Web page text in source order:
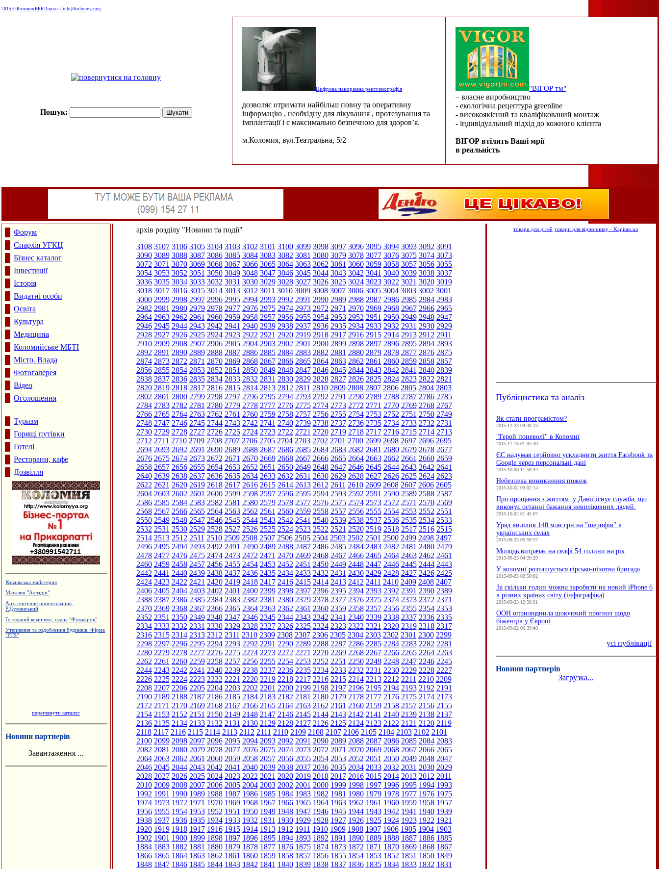
2015 © Коломия ВЕБ Портал / info@kolomyya.org
Пошук:
Цифрова панорамна рентгенографія
дозволяє отримати найбільш повну та оперативну
інформацію , необхідну для лікування , протезування та
імплантації і є максимально безпечною для здоров’я.
м.Коломия, вул.Театральна, 5/2
"ВІГОР тм"
– власне виробництво
- екологічна рецептура greenline
- високоякісний та кваліфікований монтаж
- індивідуальний підхід до кожного клієнта
ВІГОР втілить Ваші мрії
в реальність
Форум
Єпархія УГКЦ
Бізнес каталог
Інвестиції
Історія
Видатні особи
Освіта
Культура
Медицина
Коломийське МБТІ
Місто. Влада
Фотогалерея
Відео
Оголошення
Туризм
Горящі путівки
Готелі
Ресторани, кафе
Дозвілля
Ковальська майстерня
Магазин "Алладін"
Архітектурне проектування.
Р.Думанський
Готельний комплекс, сауна "Фільварок"
Утеплення та оздоблення будинків. Фірма
"FTS"
переглянути каталог
Новини партнерів
Завантаження ...
архів розділу "Новини та події"
3108 3107 3106 3105 3104 3103 3102 3101 3100 3099 3098 3097 3096 3095 3094 3093 3092 3091
3090 3089 3088 3087 3086 3085 3084 3083 3082 3081 3080 3079 3078 3077 3076 3075 3074 3073
3072 3071 3070 3069 3068 3067 3066 3065 3064 3063 3062 3061 3060 3059 3058 3057 3056 3055
3054 3053 3052 3051 3050 3049 3048 3047 3046 3045 3044 3043 3042 3041 3040 3039 3038 3037
3036 3035 3034 3033 3032 3031 3030 3029 3028 3027 3026 3025 3024 3023 3022 3021 3020 3019
3018 3017 3016 3015 3014 3013 3012 3011 3010 3009 3008 3007 3006 3005 3004 3003 3002 3001
3000 2999 2998 2997 2996 2995 2994 2993 2992 2991 2990 2989 2988 2987 2986 2985 2984 2983
2982 2981 2980 2979 2978 2977 2976 2975 2974 2973 2972 2971 2970 2969 2968 2967 2966 2965
2964 2963 2962 2961 2960 2959 2958 2957 2956 2955 2954 2953 2952 2951 2950 2949 2948 2947
2946 2945 2944 2943 2942 2941 2940 2939 2938 2937 2936 2935 2934 2933 2932 2931 2930 2929
2928 2927 2926 2925 2924 2923 2922 2921 2920 2919 2918 2917 2916 2915 2914 2913 2912 2911
2910 2909 2908 2907 2906 2905 2904 2903 2902 2901 2900 2899 2898 2897 2896 2895 2894 2893
2892 2891 2890 2889 2888 2887 2886 2885 2884 2883 2882 2881 2880 2879 2878 2877 2876 2875
2874 2873 2872 2871 2870 2869 2868 2867 2866 2865 2864 2863 2862 2861 2860 2859 2858 2857
2856 2855 2854 2853 2852 2851 2850 2849 2848 2847 2846 2845 2844 2843 2842 2841 2840 2839
2838 2837 2836 2835 2834 2833 2832 2831 2830 2829 2828 2827 2826 2825 2824 2823 2822 2821
2820 2819 2818 2817 2816 2815 2814 2813 2812 2811 2810 2809 2808 2807 2806 2805 2804 2803
2802 2801 2800 2799 2798 2797 2796 2795 2794 2793 2792 2791 2790 2789 2788 2787 2786 2785
2784 2783 2782 2781 2780 2779 2778 2777 2776 2775 2774 2773 2772 2771 2770 2769 2768 2767
2766 2765 2764 2763 2762 2761 2760 2759 2758 2757 2756 2755 2754 2753 2752 2751 2750 2749
2748 2747 2746 2745 2744 2743 2742 2741 2740 2739 2738 2737 2736 2735 2734 2733 2732 2731
2730 2729 2728 2727 2726 2725 2724 2723 2722 2721 2720 2719 2718 2717 2716 2715 2714 2713
2712 2711 2710 2709 2708 2707 2706 2705 2704 2703 2702 2701 2700 2699 2698 2697 2696 2695
2694 2693 2692 2691 2690 2689 2688 2687 2686 2685 2684 2683 2682 2681 2680 2679 2678 2677
2676 2675 2674 2673 2672 2671 2670 2669 2668 2667 2666 2665 2664 2663 2662 2661 2660 2659
2658 2657 2656 2655 2654 2653 2652 2651 2650 2649 2648 2647 2646 2645 2644 2643 2642 2641
2640 2639 2638 2637 2636 2635 2634 2633 2632 2631 2630 2629 2628 2627 2626 2625 2624 2623
2622 2621 2620 2619 2618 2617 2616 2615 2614 2613 2612 2611 2610 2609 2608 2607 2606 2605
2604 2603 2602 2601 2600 2599 2598 2597 2596 2595 2594 2593 2592 2591 2590 2589 2588 2587
2586 2585 2584 2583 2582 2581 2580 2579 2578 2577 2576 2575 2574 2573 2572 2571 2570 2569
2568 2567 2566 2565 2564 2563 2562 2561 2560 2559 2558 2557 2556 2555 2554 2553 2552 2551
2550 2549 2548 2547 2546 2545 2544 2543 2542 2541 2540 2539 2538 2537 2536 2535 2534 2533
2532 2531 2530 2529 2528 2527 2526 2525 2524 2523 2522 2521 2520 2519 2518 2517 2516 2515
2514 2513 2512 2511 2510 2509 2508 2507 2506 2505 2504 2503 2502 2501 2500 2499 2498 2497
2496 2495 2494 2493 2492 2491 2490 2489 2488 2487 2486 2485 2484 2483 2482 2481 2480 2479
2478 2477 2476 2475 2474 2473 2472 2471 2470 2469 2468 2467 2466 2465 2464 2463 2462 2461
2460 2459 2458 2457 2456 2455 2454 2453 2452 2451 2450 2449 2448 2447 2446 2445 2444 2443
2442 2441 2440 2439 2438 2437 2436 2435 2434 2433 2432 2431 2430 2429 2428 2427 2426 2425
2424 2423 2422 2421 2420 2419 2418 2417 2416 2415 2414 2413 2412 2411 2410 2409 2408 2407
2406 2405 2404 2403 2402 2401 2400 2399 2398 2397 2396 2395 2394 2393 2392 2391 2390 2389
2388 2387 2386 2385 2384 2383 2382 2381 2380 2379 2378 2377 2376 2375 2374 2373 2372 2371
2370 2369 2368 2367 2366 2365 2364 2363 2362 2361 2360 2359 2358 2357 2356 2355 2354 2353
2352 2351 2350 2349 2348 2347 2346 2345 2344 2343 2342 2341 2340 2339 2338 2337 2336 2335
2334 2333 2332 2331 2330 2329 2328 2327 2326 2325 2324 2323 2322 2321 2320 2319 2318 2317
2316 2315 2314 2313 2312 2311 2310 2309 2308 2307 2306 2305 2304 2303 2302 2301 2300 2299
2298 2297 2296 2295 2294 2293 2292 2291 2290 2289 2288 2287 2286 2285 2284 2283 2282 2281
2280 2279 2278 2277 2276 2275 2274 2273 2272 2271 2270 2269 2268 2267 2266 2265 2264 2263
2262 2261 2260 2259 2258 2257 2256 2255 2254 2253 2252 2251 2250 2249 2248 2247 2246 2245
2244 2243 2242 2241 2240 2239 2238 2237 2236 2235 2234 2233 2232 2231 2230 2229 2228 2227
2226 2225 2224 2223 2222 2221 2220 2219 2218 2217 2216 2215 2214 2213 2212 2211 2210 2209
2208 2207 2206 2205 2204 2203 2202 2201 2200 2199 2198 2197 2196 2195 2194 2193 2192 2191
2190 2189 2188 2187 2186 2185 2184 2183 2182 2181 2180 2179 2178 2177 2176 2175 2174 2173
2172 2171 2170 2169 2168 2167 2166 2165 2164 2163 2162 2161 2160 2159 2158 2157 2156 2155
2154 2153 2152 2151 2150 2149 2148 2147 2146 2145 2144 2143 2142 2141 2140 2139 2138 2137
2136 2135 2134 2133 2132 2131 2130 2129 2128 2127 2126 2125 2124 2123 2122 2121 2120 2119
2118 2117 2116 2115 2114 2113 2112 2111 2110 2109 2108 2107 2106 2105 2104 2103 2102 2101
2100 2099 2098 2097 2096 2095 2094 2093 2092 2091 2090 2089 2088 2087 2086 2085 2084 2083
2082 2081 2080 2079 2078 2077 2076 2075 2074 2073 2072 2071 2070 2069 2068 2067 2066 2065
2064 2063 2062 2061 2060 2059 2058 2057 2056 2055 2054 2053 2052 2051 2050 2049 2048 2047
2046 2045 2044 2043 2042 2041 2040 2039 2038 2037 2036 2035 2034 2033 2032 2031 2030 2029
2028 2027 2026 2025 2024 2023 2022 2021 2020 2019 2018 2017 2016 2015 2014 2013 2012 2011
2010 2009 2008 2007 2006 2005 2004 2003 2002 2001 2000 1999 1998 1997 1996 1995 1994 1993
1992 1991 1990 1989 1988 1987 1986 1985 1984 1983 1982 1981 1980 1979 1978 1977 1976 1975
1974 1973 1972 1971 1970 1969 1968 1967 1966 1965 1964 1963 1962 1961 1960 1959 1958 1957
1956 1955 1954 1953 1952 1951 1950 1949 1948 1947 1946 1945 1944 1943 1942 1941 1940 1939
1938 1937 1936 1935 1934 1933 1932 1931 1930 1929 1928 1927 1926 1925 1924 1923 1922 1921
1920 1919 1918 1917 1916 1915 1914 1913 1912 1911 1910 1909 1908 1907 1906 1905 1904 1903
1902 1901 1900 1899 1898 1897 1896 1895 1894 1893 1892 1891 1890 1889 1888 1887 1886 1885
1884 1883 1882 1881 1880 1879 1878 1877 1876 1875 1874 1873 1872 1871 1870 1869 1868 1867
1866 1865 1864 1863 1862 1861 1860 1859 1858 1857 1856 1855 1854 1853 1852 1851 1850 1849
1848 1847 1846 1845 1844 1843 1842 1841 1840 1839 1838 1837 1836 1835 1834 1833 1832 1831
товари для дітей товари для відпочинку - Kapitan.ua
Публіцистика та аналіз
Як стати програмістом?
2015-12-23 04:30:13
"Герой поневолі" в Коломиї
2015-11-16 01:05:30
ЄC надумав серйозно ускладнити життя Facebook та
Google через персональні дані
2015-10-06 11:59:44
Небезпека виникнення пожеж
2015-10-02 03:02:14
Про прощання з життям: у Данії існує служба, що
виконує останні бажання невиліковних людей.
2015-10-02 01:45:07
Уряд виділив 140 млн грн на "шерифів" в
українських селах
2015-09-23 05:59:57
Молодь витрачає на селфі 54 години на рік
2015-09-23 04:20:29
У коломиї розташується гірсько-піхотна бригада
2015-09-23 02:50:02
За скільки годин можна заробити на новий iPhone 6
в різних країнах світу (інфографіка)
2015-09-23 12:50:31
ООН оприлюднила шокуючий прогноз щодо
біженців у Європі
2015-09-22 06:39:49
усі публікації
Новини партнерів
Загрузка...